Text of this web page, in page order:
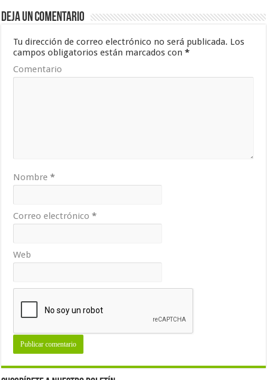
Deja un comentario
Tu dirección de correo electrónico no será publicada. Los
campos obligatorios están marcados con*
Comentario
Nombre*
Correo electrónico*
Web